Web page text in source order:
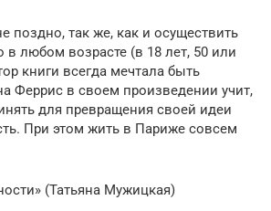
поздно, так же, как и осуществить
любом возрасте (в 18 лет, 50 или
книги всегда мечтала быть
Феррис в своем произведении учит,
для превращения своей идеи
При этом жить в Париже совсем
(Татьяна Мужицкая)